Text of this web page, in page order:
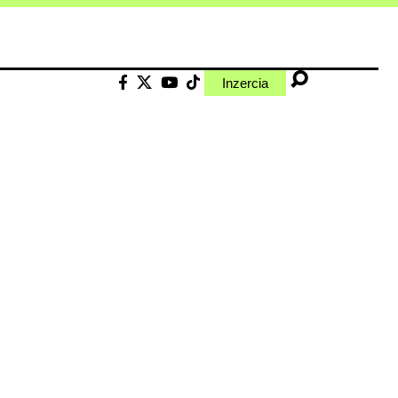
Inzercia